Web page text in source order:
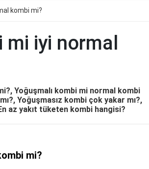
kombi mi?
mi iyi normal
Yoğuşmalı kombi mi normal kombi
Yoğuşmasız kombi çok yakar mı?,
az yakıt tüketen kombi hangisi?
mi?